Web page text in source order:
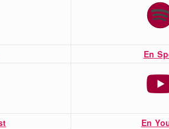
En
En